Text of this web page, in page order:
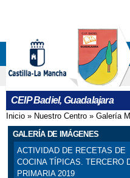
CEIP Badiel, Guadalajara
Se encuentra
Inicio » Nuestro Centro » Galería
GALERÍA DE IMÁGENES
ACTIVIDAD DE RECETAS DE
COCINA TÍPICAS. TERCERO
PRIMARIA 2019